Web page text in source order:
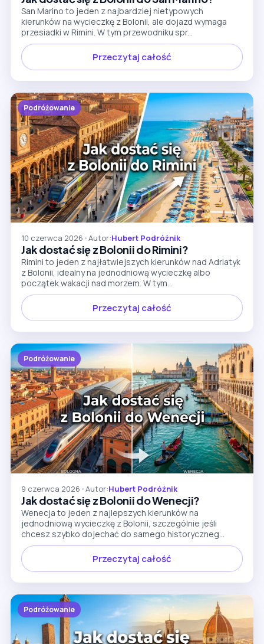
San Marino to jeden z najbardziej nietypowych
kierunków na wycieczkę z Bolonii, ale dojazd wymaga
przesiadki w Rimini. W tym przewodniku spr...
Przeczytaj całość
Podróżowanie
10 czerwca 2026 •Autor:Hubert Podróżnik
Jak dostać się z Bolonii do Rimini?
Rimini to jeden z najłatwiejszych kierunków nad Adriatyk
z Bolonii, idealny na jednodniową wycieczkę albo
początek wakacji nad morzem. W tym...
Przeczytaj całość
Podróżowanie
9 czerwca 2026 •Autor:Hubert Podróżnik
Jak dostać się z Bolonii do Wenecji?
Wenecja to jeden z najlepszych kierunków na
jednodniową wycieczkę z Bolonii, szczególnie jeśli
chcesz szybko dojechać do samego historyczneg...
Przeczytaj całość
Podróżowanie